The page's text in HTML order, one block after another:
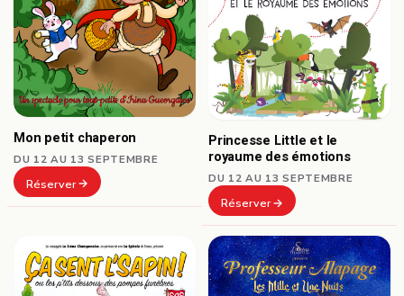
Mon petit chaperon
DU 12 AU 13 SEPTEMBRE
Réserver
Princesse Little et le
royaume des émotions
DU 12 AU 13 SEPTEMBRE
Réserver